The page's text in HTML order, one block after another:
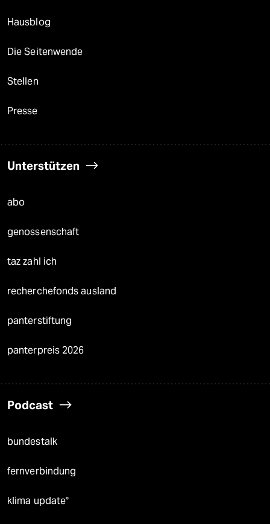
Hausblog
Die Seitenwende
Stellen
Presse
Unterstützen
abo
genossenschaft
taz zahl ich
recherchefonds ausland
panterstiftung
panterpreis 2026
Podcast
bundestalk
fernverbindung
klima update°